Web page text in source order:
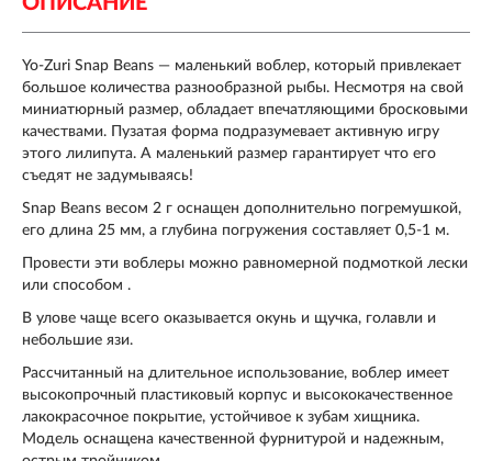
Yo-Zuri Snap Beans — маленький воблер, который привлекает
большое количества разнообразной рыбы. Несмотря на свой
миниатюрный размер, обладает впечатляющими бросковыми
качествами. Пузатая форма подразумевает активную игру
этого лилипута. А маленький размер гарантирует что его
съедят не задумываясь!
Snap Beans весом 2 г оснащен дополнительно погремушкой,
его длина 25 мм, а глубина погружения составляет 0,5-1 м.
Провести эти воблеры можно равномерной подмоткой лески
или способом .
В улове чаще всего оказывается окунь и щучка, голавли и
небольшие язи.
Рассчитанный на длительное использование, воблер имеет
высокопрочный пластиковый корпус и высококачественное
лакокрасочное покрытие, устойчивое к зубам хищника.
Модель оснащена качественной фурнитурой и надежным,